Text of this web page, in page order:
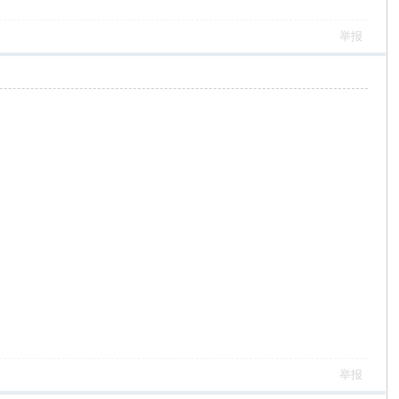
举报
举报